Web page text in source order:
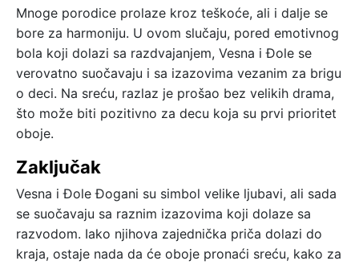
Mnoge porodice prolaze kroz teškoće, ali i dalje se
bore za harmoniju. U ovom slučaju, pored emotivnog
bola koji dolazi sa razdvajanjem, Vesna i Đole se
verovatno suočavaju i sa izazovima vezanim za brigu
o deci. Na sreću, razlaz je prošao bez velikih drama,
što može biti pozitivno za decu koja su prvi prioritet
oboje.
Zaključak
Vesna i Đole Đogani su simbol velike ljubavi, ali sada
se suočavaju sa raznim izazovima koji dolaze sa
razvodom. Iako njihova zajednička priča dolazi do
kraja, ostaje nada da će oboje pronaći sreću, kako za